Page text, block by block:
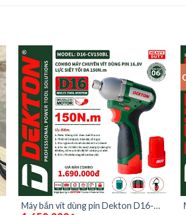
Máy bắn vít dùng pin Dekton D16-